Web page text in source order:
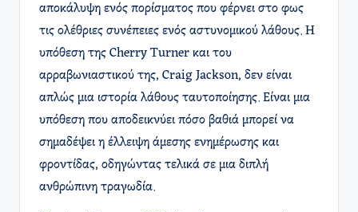
αποκάλυψη ενός πορίσματος που φέρνει στο φως
τις ολέθριες συνέπειες ενός αστυνομικού λάθους. Η
υπόθεση της Cherry Turner και του
αρραβωνιαστικού της, Craig Jackson, δεν είναι
απλώς μια ιστορία λάθους ταυτοποίησης. Είναι μια
υπόθεση που αποδεικνύει πόσο βαθιά μπορεί να
σημαδέψει η έλλειψη άμεσης ενημέρωσης και
φροντίδας, οδηγώντας τελικά σε μια διπλή
ανθρώπινη τραγωδία.